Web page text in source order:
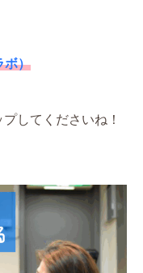
ボ）
してくださいね！